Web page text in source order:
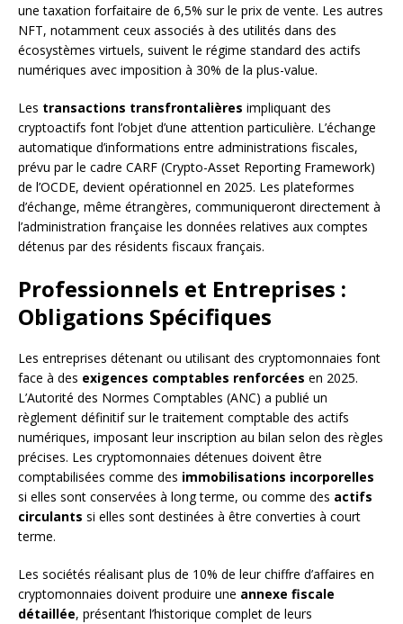
une taxation forfaitaire de 6,5% sur le prix de vente. Les autres
NFT, notamment ceux associés à des utilités dans des
écosystèmes virtuels, suivent le régime standard des actifs
numériques avec imposition à 30% de la plus-value.
Les transactions transfrontalières impliquant des
cryptoactifs font l’objet d’une attention particulière. L’échange
automatique d’informations entre administrations fiscales,
prévu par le cadre CARF (Crypto-Asset Reporting Framework)
de l’OCDE, devient opérationnel en 2025. Les plateformes
d’échange, même étrangères, communiqueront directement à
l’administration française les données relatives aux comptes
détenus par des résidents fiscaux français.
Professionnels et Entreprises :
Obligations Spécifiques
Les entreprises détenant ou utilisant des cryptomonnaies font
face à des exigences comptables renforcées en 2025.
L’Autorité des Normes Comptables (ANC) a publié un
règlement définitif sur le traitement comptable des actifs
numériques, imposant leur inscription au bilan selon des règles
précises. Les cryptomonnaies détenues doivent être
comptabilisées comme des immobilisations incorporelles
si elles sont conservées à long terme, ou comme des actifs
circulants si elles sont destinées à être converties à court
terme.
Les sociétés réalisant plus de 10% de leur chiffre d’affaires en
cryptomonnaies doivent produire une annexe fiscale
détaillée, présentant l’historique complet de leurs